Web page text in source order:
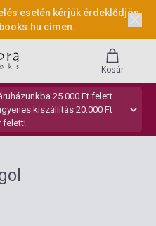
esetén kérjük érdeklődjön
címen.
25.000 Ft felett
kiszállítás 20.000 Ft
felett!
Kosár